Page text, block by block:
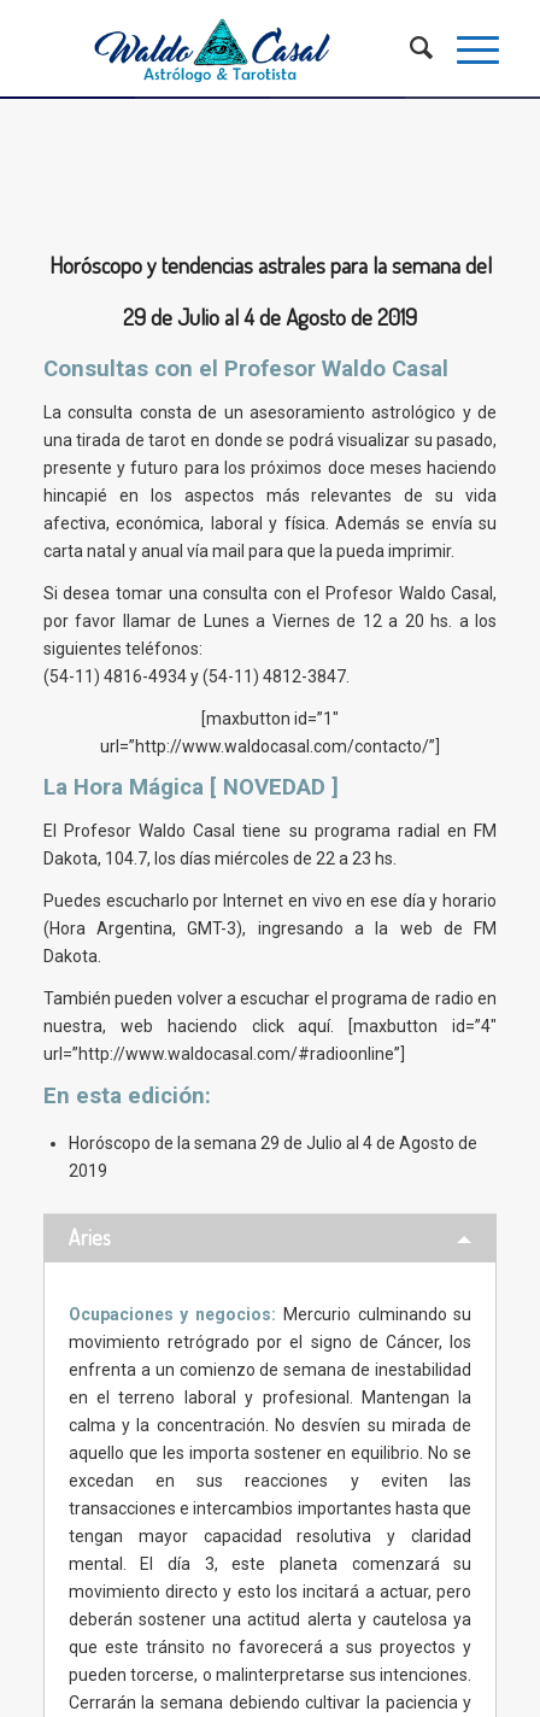
Horóscopo y tendencias astrales para la semana del
29 de Julio al 4 de Agosto de 2019
Consultas con el Profesor Waldo Casal
La consulta consta de un asesoramiento astrológico y de
una tirada de tarot en donde se podrá visualizar su pasado,
presente y futuro para los próximos doce meses haciendo
hincapié en los aspectos más relevantes de su vida
afectiva, económica, laboral y física. Además se envía su
carta natal y anual vía mail para que la pueda imprimir.
Si desea tomar una consulta con el Profesor Waldo Casal,
por favor llamar de Lunes a Viernes de 12 a 20 hs. a los
siguientes teléfonos:
(54-11) 4816-4934 y (54-11) 4812-3847.
[maxbutton id=”1″
url=”http://www.waldocasal.com/contacto/”]
La Hora Mágica [ NOVEDAD ]
El Profesor Waldo Casal tiene su programa radial en FM
Dakota, 104.7, los días miércoles de 22 a 23 hs.
Puedes escucharlo por Internet en vivo en ese día y horario
(Hora Argentina, GMT-3), ingresando a la web de FM
Dakota.
También pueden volver a escuchar el programa de radio en
nuestra, web haciendo click aquí. [maxbutton id=”4″
url=”http://www.waldocasal.com/#radioonline”]
En esta edición:
Horóscopo de la semana 29 de Julio al 4 de Agosto de
2019
Aries
Ocupaciones y negocios: Mercurio culminando su
movimiento retrógrado por el signo de Cáncer, los
enfrenta a un comienzo de semana de inestabilidad
en el terreno laboral y profesional. Mantengan la
calma y la concentración. No desvíen su mirada de
aquello que les importa sostener en equilibrio. No se
excedan en sus reacciones y eviten las
transacciones e intercambios importantes hasta que
tengan mayor capacidad resolutiva y claridad
mental. El día 3, este planeta comenzará su
movimiento directo y esto los incitará a actuar, pero
deberán sostener una actitud alerta y cautelosa ya
que este tránsito no favorecerá a sus proyectos y
pueden torcerse, o malinterpretarse sus intenciones.
Cerrarán la semana debiendo cultivar la paciencia y